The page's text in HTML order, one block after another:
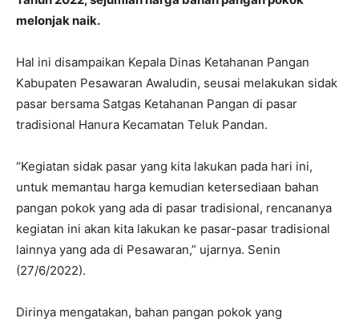
melonjak naik.
Hal ini disampaikan Kepala Dinas Ketahanan Pangan
Kabupaten Pesawaran Awaludin, seusai melakukan sidak
pasar bersama Satgas Ketahanan Pangan di pasar
tradisional Hanura Kecamatan Teluk Pandan.
“Kegiatan sidak pasar yang kita lakukan pada hari ini,
untuk memantau harga kemudian ketersediaan bahan
pangan pokok yang ada di pasar tradisional, rencananya
kegiatan ini akan kita lakukan ke pasar-pasar tradisional
lainnya yang ada di Pesawaran,” ujarnya. Senin
(27/6/2022).
Dirinya mengatakan, bahan pangan pokok yang